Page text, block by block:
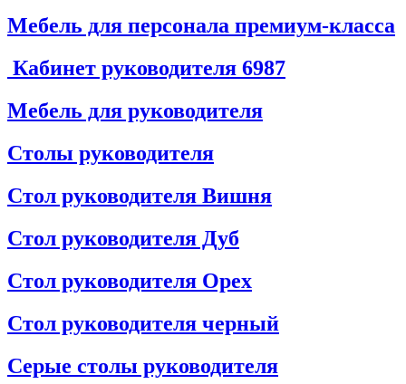
Мебель для персонала премиум-класса
Кабинет руководителя 6987
Мебель для руководителя
Столы руководителя
Стол руководителя Вишня
Стол руководителя Дуб
Стол руководителя Орех
Стол руководителя черный
Серые столы руководителя